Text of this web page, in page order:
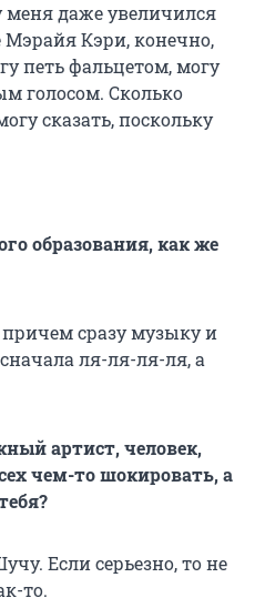
меня даже увеличился
Кэри, конечно,
петь фальцетом, могу
голосом. Сколько
сказать, поскольку
образования, как же
сразу музыку и
ля-ля-ля-ля, а
артист, человек,
чем-то шокировать, а
Если серьезно, то не
то.